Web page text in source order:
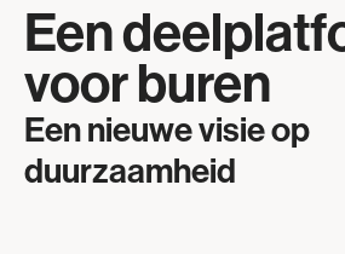
Een
voor buren
Een nieuwe visie op
duurzaamheid